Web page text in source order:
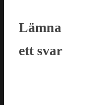
Lämna
ett svar